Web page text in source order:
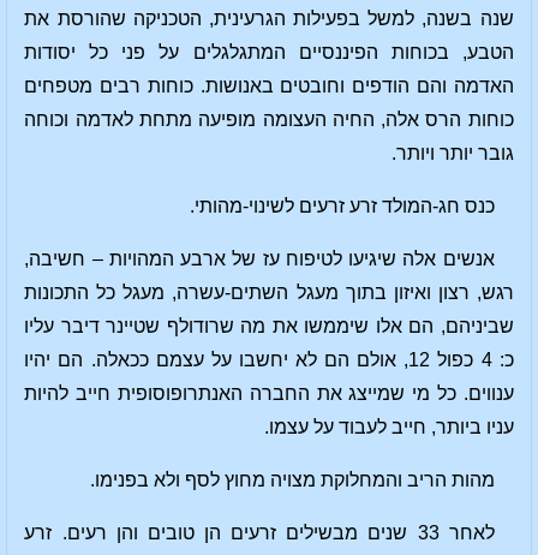
שנה בשנה, למשל בפעילות הגרעינית, הטכניקה שהורסת את
הטבע, בכוחות הפיננסיים המתגלגלים על פני כל יסודות
האדמה והם הודפים וחובטים באנושות. כוחות רבים מטפחים
כוחות הרס אלה, החיה העצומה מופיעה מתחת לאדמה וכוחה
גובר יותר ויותר.
כנס חג-המולד זרע זרעים לשינוי-מהותי.
אנשים אלה שיגיעו לטיפוח עז של ארבע המהויות – חשיבה,
רגש, רצון ואיזון בתוך מעגל השתים-עשרה, מעגל כל התכונות
שביניהם, הם אלו שיממשו את מה שרודולף שטיינר דיבר עליו
כ: 4 כפול 12, אולם הם לא יחשבו על עצמם ככאלה. הם יהיו
ענווים. כל מי שמייצג את החברה האנתרופוסופית חייב להיות
עניו ביותר, חייב לעבוד על עצמו.
מהות הריב והמחלוקת מצויה מחוץ לסף ולא בפנימו.
לאחר 33 שנים מבשילים זרעים הן טובים והן רעים. זרע